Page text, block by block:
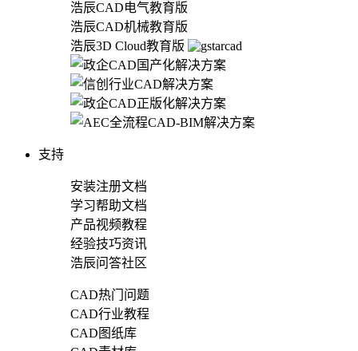
浩辰CAD电气教育版
浩辰CAD机械教育版
浩辰3D Cloud教育版
支持
安装注册文档
学习帮助文档
产品视频教程
经验技巧资讯
浩辰问答社区
CAD热门问题
CAD行业教程
CAD图纸库